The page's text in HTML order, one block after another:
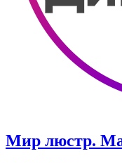
Мир люстр.